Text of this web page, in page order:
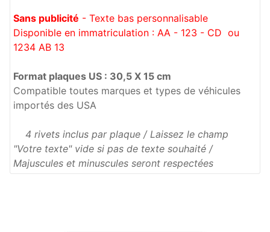
Sans publicité - Texte bas personnalisable
Disponible en immatriculation : AA - 123 - CD ou
1234 AB 13
Format plaques US : 30,5 X 15 cm
Compatible toutes marques et types de véhicules
importés des USA
4 rivets inclus par plaque / Laissez le champ
"Votre texte" vide si pas de texte souhaité /
Majuscules et minuscules seront respectées